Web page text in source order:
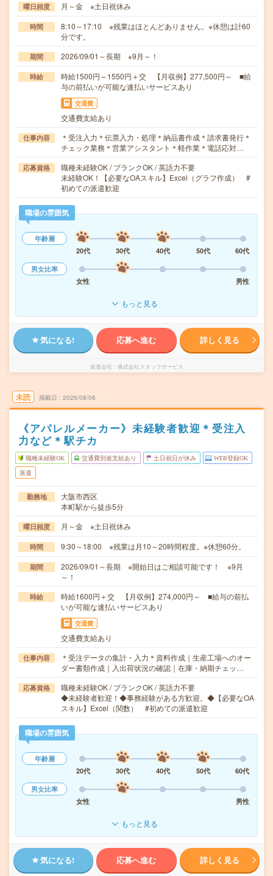
曜日頻度 月～金 ※土日祝休み
時間
8:10～17:10 ※残業はほとんどありません。※休憩は計60
分です。
期間 2026/09/01～長期 ※9月～！
時給
時給1500円～1550円＋交 【月収例】277,500円～ ■給
与の前払いが可能な速払いサービスあり
交通費
交通費支給あり
仕事内容
＊受注入力＊伝票入力・処理＊納品書作成＊請求書発行＊
チェック業務＊営業アシスタント＊軽作業＊電話応対…
応募資格
職種未経験OK / ブランクOK / 英語力不要
未経験OK！【必要なOAスキル】Excel（グラフ作成） #
初めての派遣歓迎
職場の雰囲気
年齢層
20代
30代 40代 50代
60代
男女比率
女性
男性
もっと見る
気になる! 応募へ進む 詳しく見る
派遣会社 株式会社スタッフサービス
未読 掲載日 2026/08/06
《アパレルメーカー》未経験者歓迎＊受注入
力など＊駅チカ
職種未経験OK 交通費別途支給あり 土日祝日が休み WEB登録OK
派遣
勤務地
大阪市西区
本町駅から徒歩5分
曜日頻度 月～金 ※土日祝休み
時間 9:30～18:00 ※残業は月10～20時間程度。※休憩60分。
期間
2026/09/01～長期 ※開始日はご相談可能です！ ※9月
～！
時給
時給1600円＋交 【月収例】274,000円～ ■給与の前払
いが可能な速払いサービスあり
交通費
交通費支給あり
仕事内容
＊受注データの集計・入力＊資料作成｜生産工場へのオー
ダー書類作成｜入出荷状況の確認｜在庫・納期チェッ…
応募資格
職種未経験OK / ブランクOK / 英語力不要
◆未経験者歓迎！◆事務経験がある方歓迎。◆【必要なOA
スキル】Excel（関数） #初めての派遣歓迎
職場の雰囲気
年齢層
20代
30代 40代 50代
60代
男女比率
女性
男性
もっと見る
気になる! 応募へ進む 詳しく見る